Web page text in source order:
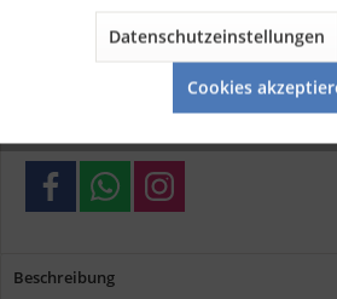
Kostenloser Versand ab € 35,- Bestellwert
Verschiedene Zahlungsmöglichkeiten
Beschreibung
Datenschutzeinstellungen
Cookies